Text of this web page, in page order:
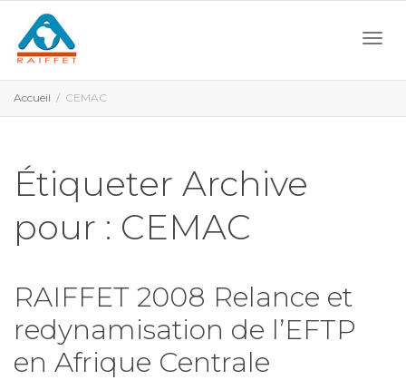
Accueil CEMAC
Étiqueter Archive
pour : CEMAC
RAIFFET 2008 Relance et
redynamisation de l’EFTP
en Afrique Centrale